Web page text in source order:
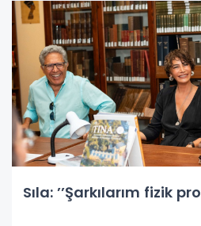
Sıla: ’’Şarkılarım fizik